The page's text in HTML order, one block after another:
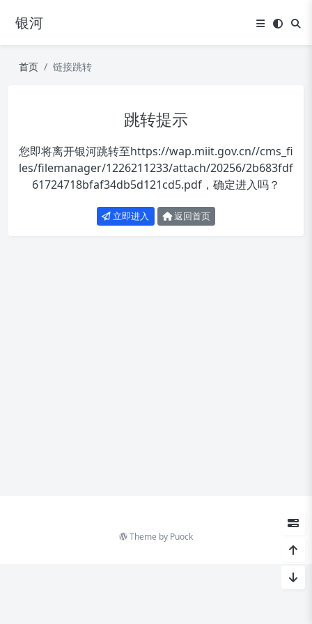
银河
首页 链接跳转
跳转提示
您即将离开银河跳转至https://wap.miit.gov.cn//cms_fi
les/filemanager/1226211233/attach/20256/2b683fdf
61724718bfaf34db5d121cd5.pdf ，确定进入吗？
立即进入 返回首页
Theme by Puock